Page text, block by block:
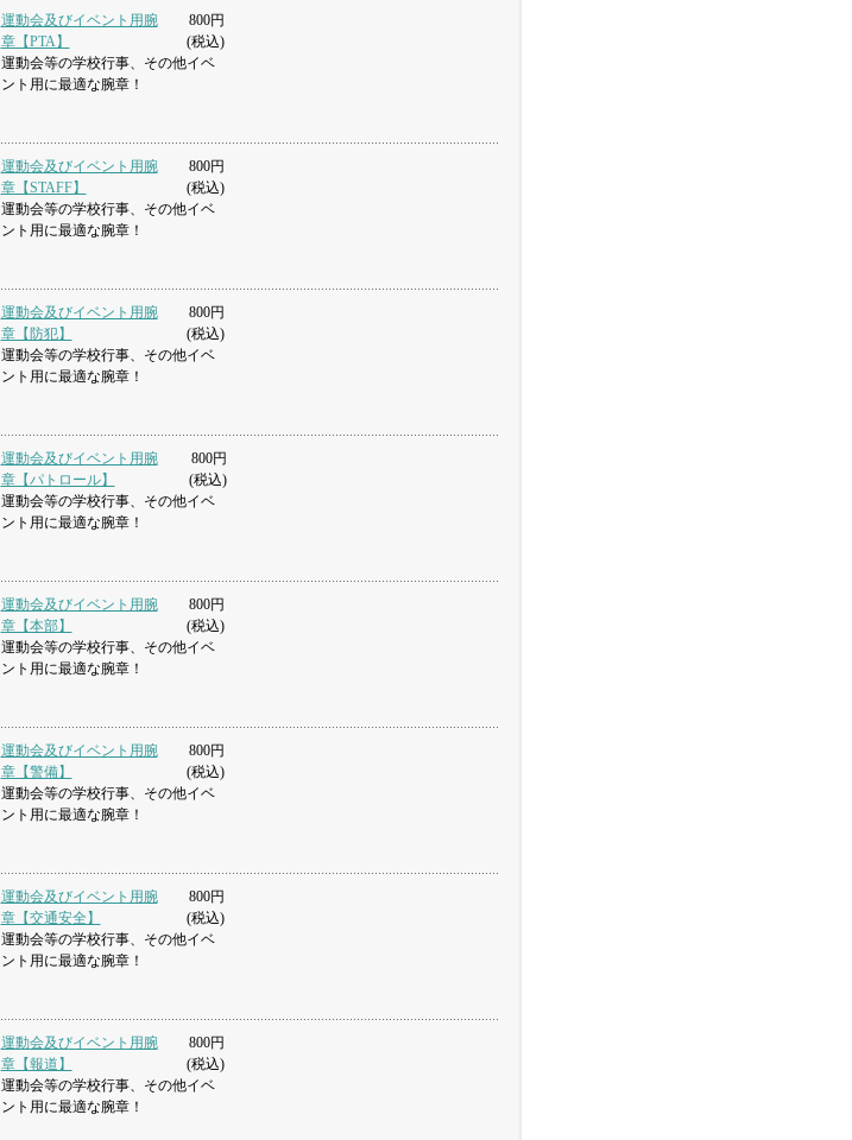
運動会及びイベント用腕
章【PTA】
800円
(税込)
運動会等の学校行事、その他イベ
ント用に最適な腕章！
運動会及びイベント用腕
章【STAFF】
800円
(税込)
運動会等の学校行事、その他イベ
ント用に最適な腕章！
運動会及びイベント用腕
章【防犯】
800円
(税込)
運動会等の学校行事、その他イベ
ント用に最適な腕章！
運動会及びイベント用腕
章【パトロール】
800円
(税込)
運動会等の学校行事、その他イベ
ント用に最適な腕章！
運動会及びイベント用腕
章【本部】
800円
(税込)
運動会等の学校行事、その他イベ
ント用に最適な腕章！
運動会及びイベント用腕
章【警備】
800円
(税込)
運動会等の学校行事、その他イベ
ント用に最適な腕章！
運動会及びイベント用腕
章【交通安全】
800円
(税込)
運動会等の学校行事、その他イベ
ント用に最適な腕章！
運動会及びイベント用腕
章【報道】
800円
(税込)
運動会等の学校行事、その他イベ
ント用に最適な腕章！